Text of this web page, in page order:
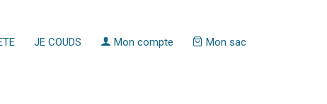
JE COUDS Mon compte Mon sac